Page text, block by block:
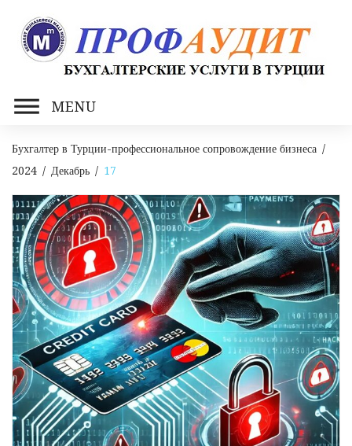
content
MENU
Бухгалтер в Турции-профессиональное сопровождение бизнеса /
2024 / Декабрь / 17
День:
17.12.2024